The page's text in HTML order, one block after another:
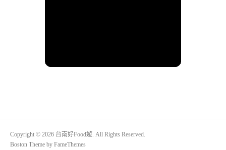
Copyright © 2026 台南好Food遊. All Rights Reserved.
Boston Theme by FameThemes